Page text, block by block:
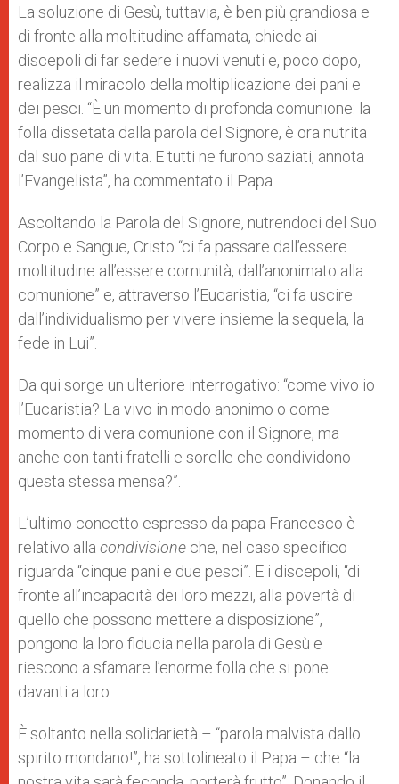
La soluzione di Gesù, tuttavia, è ben più grandiosa e
di fronte alla moltitudine affamata, chiede ai
discepoli di far sedere i nuovi venuti e, poco dopo,
realizza il miracolo della moltiplicazione dei pani e
dei pesci. “È un momento di profonda comunione: la
folla dissetata dalla parola del Signore, è ora nutrita
dal suo pane di vita. E tutti ne furono saziati, annota
l’Evangelista”, ha commentato il Papa.
Ascoltando la Parola del Signore, nutrendoci del Suo
Corpo e Sangue, Cristo “ci fa passare dall’essere
moltitudine all’essere comunità, dall’anonimato alla
comunione” e, attraverso l’Eucaristia, “ci fa uscire
dall’individualismo per vivere insieme la sequela, la
fede in Lui”.
Da qui sorge un ulteriore interrogativo: “come vivo io
l’Eucaristia? La vivo in modo anonimo o come
momento di vera comunione con il Signore, ma
anche con tanti fratelli e sorelle che condividono
questa stessa mensa?”.
L’ultimo concetto espresso da papa Francesco è
relativo alla condivisione che, nel caso specifico
riguarda “cinque pani e due pesci”. E i discepoli, “di
fronte all’incapacità dei loro mezzi, alla povertà di
quello che possono mettere a disposizione”,
pongono la loro fiducia nella parola di Gesù e
riescono a sfamare l’enorme folla che si pone
davanti a loro.
È soltanto nella solidarietà – “parola malvista dallo
spirito mondano!”, ha sottolineato il Papa – che “la